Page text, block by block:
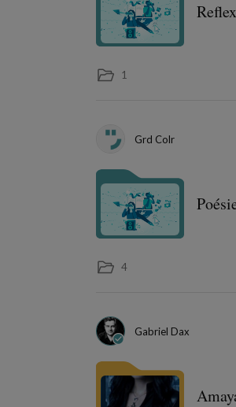
1
Grd Colr
4
Gabriel Dax